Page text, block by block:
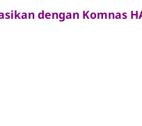
dengan Komnas